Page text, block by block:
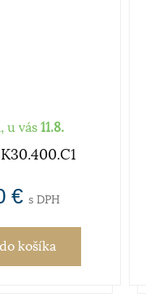
u vás11.8.
€ s DPH
do košíka